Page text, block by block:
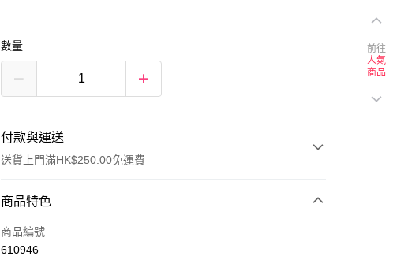
數量
付款與運送
送貨上門滿HK$250.00免運費
付款方式
信用卡
商品特色
商品編號
610946
前往
人氣
商品